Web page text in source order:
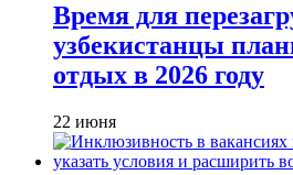
Время для
узбекистанцы
отдых в 2026 году
22 июня